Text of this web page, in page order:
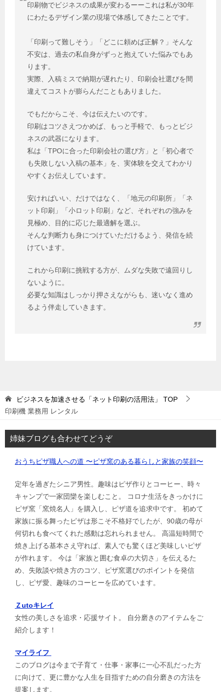
印刷物でビジネスの成果が変わるーーこれは私が30年
にわたるデザイン業の現場で体感してきたことです。
「印刷って難しそう」「どこに頼めば正解？」そんな
不安は、過去の私自身がずっと抱えていた悩みでもあ
ります。
実際、入稿ミスで納期が遅れたり、印刷会社選びを間
違えてコストが膨らんだこともありました。
でもだからこそ、今は伝えたいのです。
印刷はコツさえつかめば、もっと手軽で、もっとビジ
ネスの武器になります。
私は「TPOに合った印刷会社の選び方」と「初心者で
も失敗しない入稿の基本」を、実体験を交えてわかり
やすくお伝えしています。
安ければいい、だけではなく、「地元の印刷所」「ネ
ット印刷」「小ロット印刷」など、それぞれの強みを
見極め、目的に応じた最適解を選ぶ。
そんな判断力も身につけていただけるよう、発信を続
けています。
これから印刷に挑戦する方が、ムダな失敗で遠回りし
ないように。
必要な知識はしっかり押さえながらも、迷いなく進め
るよう伴走していきます。
ビジネスを加速させる「ネット印刷の活用法」
TOP
印刷機 業務用 レンタル
姉妹ブログも合わせてどうぞ
おうちピザ職人への道 〜ピザ窯のある暮らしと家族の笑顔〜
定年を過ぎたシニア男性。趣味はピザ作りとコーヒー、時々
キャンプで一家団欒を楽しむこと。 コロナ生活をきっかけに
ピザ窯「窯焼名人」を購入し、ピザ道を追求中です。 初めて
家族に振る舞ったピザは形こそ不格好でしたが、90歳の母が
何切れも食べてくれた感動は忘れられません。 高温短時間で
焼き上げる基本さえ守れば、素人でも驚くほど美味しいピザ
が作れます。 今は「家族と囲む食卓の大切さ」を伝えるた
め、失敗談や焼き方のコツ、ピザ窯選びのポイントを発信
し、ピザ愛、趣味のコーヒーを広めています。
Ｚutoキレイ
女性の美しさを追求・応援サイト。 自分磨きのアイテムをご
紹介します！
マイライフ
このブログは今まで子育て・仕事・家事に一心不乱だった方
に向けて、更に豊かな人生を目指すための自分磨きの方法を
提案します。